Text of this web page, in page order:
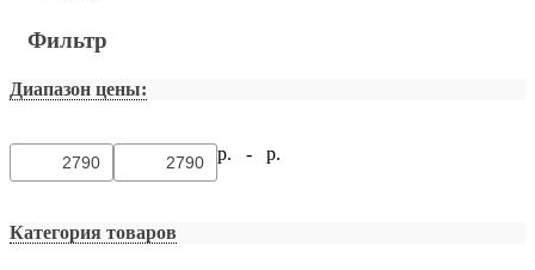
Фильтр
Диапазон цены:
р. - р.
Категория товаров